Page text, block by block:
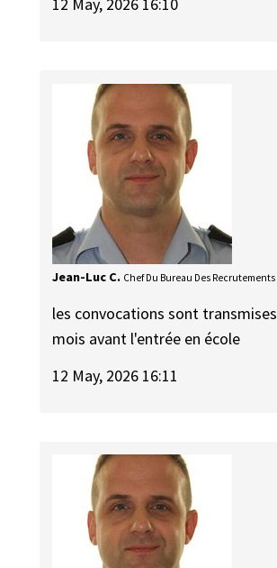
12 May, 2026 16:10
Jean-Luc C. Chef Du Bureau Des
les convocations sont
mois avant l'entrée en école
12 May, 2026 16:11